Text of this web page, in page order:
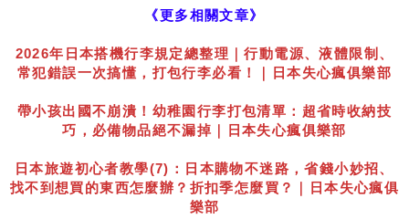
《更多相關文章》
2026年日本搭機行李規定總整理｜行動電源、液體限制、
常犯錯誤一次搞懂，打包行李必看！｜日本失心瘋俱樂部
帶小孩出國不崩潰！幼稚園行李打包清單：超省時收納技
巧，必備物品絕不漏掉｜日本失心瘋俱樂部
日本旅遊初心者教學(7)：日本購物不迷路，省錢小妙招、
找不到想買的東西怎麼辦？折扣季怎麼買？｜日本失心瘋俱
樂部